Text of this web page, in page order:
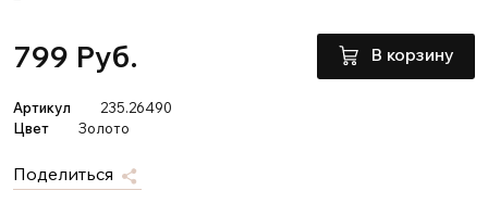
799 Руб. В корзину
Артикул
235.26490
Цвет
Золото
Поделиться